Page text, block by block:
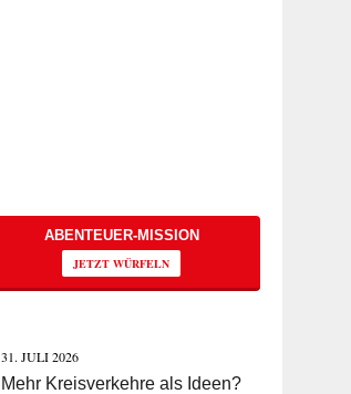
ABENTEUER-MISSION
JETZT WÜRFELN
31. JULI 2026
Mehr Kreisverkehre als Ideen?